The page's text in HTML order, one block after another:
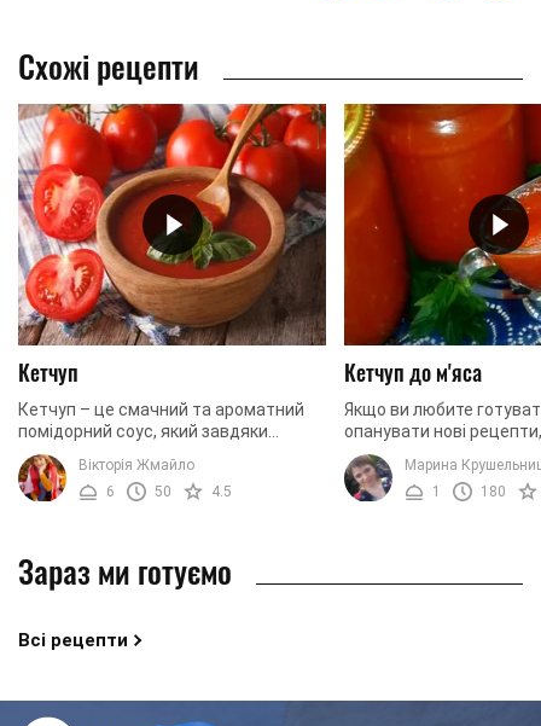
Схожі рецепти
Кетчуп
Кетчуп – це смачний та ароматний
помідорний соус, який завдяки
головному інгредієнту, тобто
помідорам має ще й красивий та
привабливий яскравий ...
Вікторія Жмайло
6
50 4.5
Кетчуп до м'яса
Якщо ви любите
опанувати нові
обов'язково варто
рецепт цього кетчупу.
для цього ...
Марина
1
180
Зараз ми готуємо
Всі рецепти